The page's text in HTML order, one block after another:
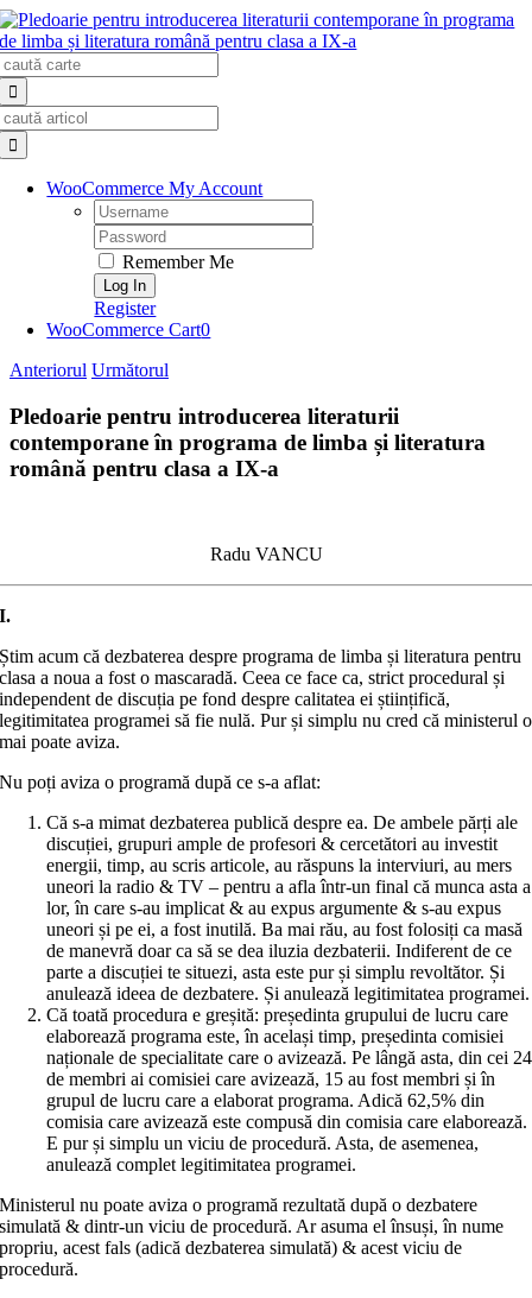
Skip
to
content
WooCommerce My Account
Username:
Password:
Remember Me
Register
WooCommerce Cart0
Anteriorul Următorul
Pledoarie pentru introducerea literaturii
contemporane în programa de limba și literatura
română pentru clasa a IX-a
Radu VANCU
I.
Știm acum că dezbaterea despre programa de limba și literatura pentru
clasa a noua a fost o mascaradă. Ceea ce face ca, strict procedural și
independent de discuția pe fond despre calitatea ei științifică,
legitimitatea programei să fie nulă. Pur și simplu nu cred că ministerul o
mai poate aviza.
Nu poți aviza o programă după ce s-a aflat:
Că s-a mimat dezbaterea publică despre ea. De ambele părți ale
discuției, grupuri ample de profesori & cercetători au investit
energii, timp, au scris articole, au răspuns la interviuri, au mers
uneori la radio & TV – pentru a afla într-un final că munca asta a
lor, în care s-au implicat & au expus argumente & s-au expus
uneori și pe ei, a fost inutilă. Ba mai rău, au fost folosiți ca masă
de manevră doar ca să se dea iluzia dezbaterii. Indiferent de ce
parte a discuției te situezi, asta este pur și simplu revoltător. Și
anulează ideea de dezbatere. Și anulează legitimitatea programei.
Că toată procedura e greșită: președinta grupului de lucru care
elaborează programa este, în același timp, președinta comisiei
naționale de specialitate care o avizează. Pe lângă asta, din cei 24
de membri ai comisiei care avizează, 15 au fost membri și în
grupul de lucru care a elaborat programa. Adică 62,5% din
comisia care avizează este compusă din comisia care elaborează.
E pur și simplu un viciu de procedură. Asta, de asemenea,
anulează complet legitimitatea programei.
Ministerul nu poate aviza o programă rezultată după o dezbatere
simulată & dintr-un viciu de procedură. Ar asuma el însuși, în nume
propriu, acest fals (adică dezbaterea simulată) & acest viciu de
procedură.